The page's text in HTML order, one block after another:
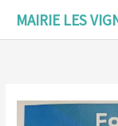
contenu
MAIRIE LES